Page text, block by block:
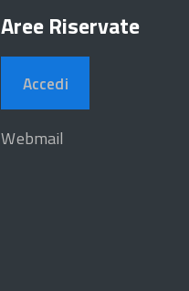
Aree Riservate
Accedi
Webmail